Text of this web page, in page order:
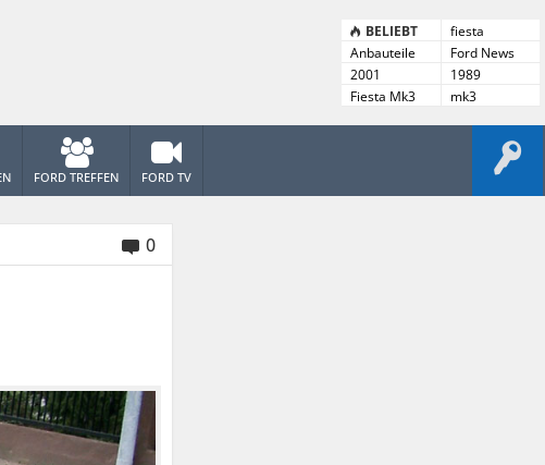
BELIEBT
fiesta
Anbauteile
Archiv
Ford News
2001
1989
Fiesta Mk3
mk3
FORD TREFFEN FORD TV
0